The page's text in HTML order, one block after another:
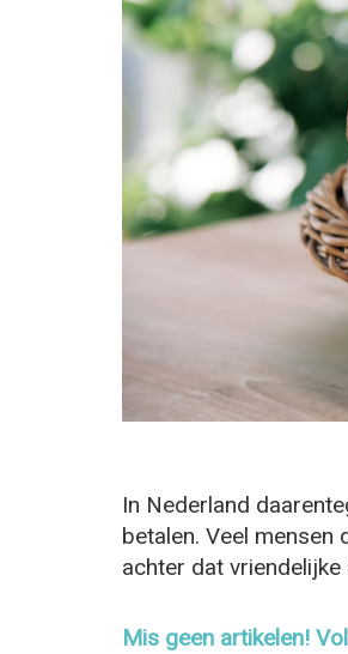
In Nederland
betalen. Veel
achter dat
Mis geen artikelen!